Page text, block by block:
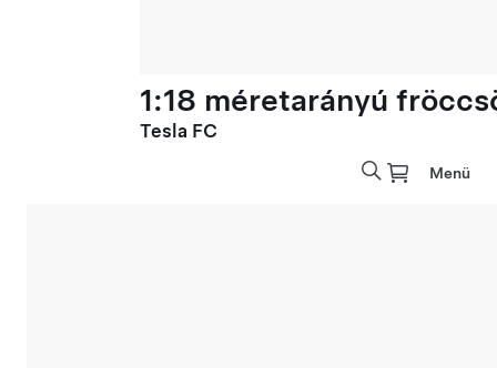
1:18 méretarányú
Tesla FC
Menü